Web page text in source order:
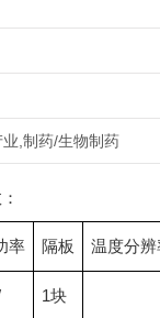
,制药/生物制药
率 隔板 温度分
1块